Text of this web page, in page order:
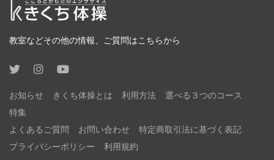
教室などその他の情報、ご質問はこちらから
お知らせ きくち体操とは 利用方法
選べる３つのコース
特集
よくあるご質問
お問い合わせ
特定商取引法に基づく表記
プライバシーポリシー
利用規約